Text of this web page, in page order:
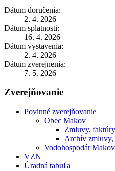
Dátum doručenia:
2. 4. 2026
Dátum splatnosti:
16. 4. 2026
Dátum vystavenia:
2. 4. 2026
Dátum zverejnenia:
7. 5. 2026
Zverejňovanie
Povinné zverejňovanie
Obec Makov
Zmluvy,
Archív
Vodohospodár
VZN
Úradná tabuľa